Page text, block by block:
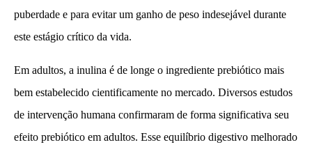
puberdade e para evitar um ganho de peso indesejável durante
este estágio crítico da vida.
Em adultos, a inulina é de longe o ingrediente prebiótico mais
bem estabelecido cientificamente no mercado. Diversos estudos
de intervenção humana confirmaram de forma significativa seu
efeito prebiótico em adultos. Esse equilíbrio digestivo melhorado